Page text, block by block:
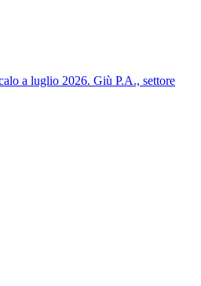
a luglio 2026. Giù P.A., settore